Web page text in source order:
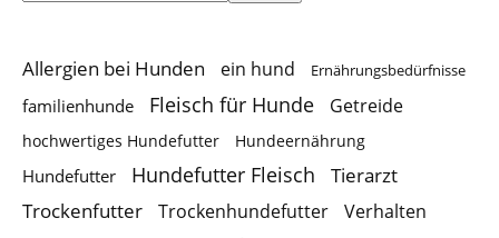
Allergien bei Hunden ein hund Ernährungsbedürfnisse
familienhunde Fleisch für Hunde Getreide
hochwertiges Hundefutter Hundeernährung
Hundefutter Hundefutter Fleisch
Tierarzt
Trockenfutter
Trockenhundefutter
Verhalten